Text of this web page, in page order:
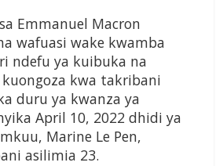
Emmanuel Macron
wafuasi wake kwamba
ndefu ya kuibuka na
kwa takribani
duru ya kwanza ya
April 10, 2022 dhidi ya
Marine Le Pen,
asilimia 23.